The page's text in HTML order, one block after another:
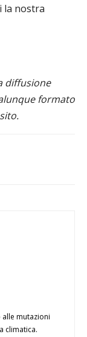
la nostra
diffusione
formato
mutazioni
climatica.